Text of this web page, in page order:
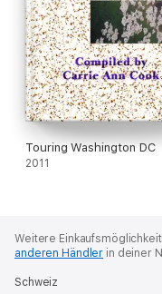
Touring Washington DC
2011
Weitere
anderen Händler in deiner
Schweiz